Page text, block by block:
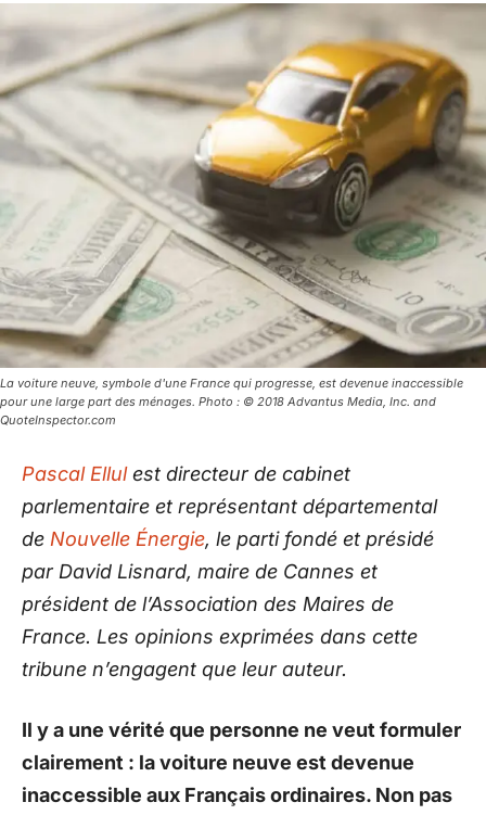
La voiture neuve, symbole d'une France qui progresse, est devenue inaccessible
pour une large part des ménages. Photo : © 2018 Advantus Media, Inc. and
QuoteInspector.com
Pascal Ellulest directeur de cabinet
parlementaire et représentant départemental
de Nouvelle Énergie, le parti fondé et présidé
par David Lisnard, maire de Cannes et
président de l’Association des Maires de
France. Les opinions exprimées dans cette
tribune n’engagent que leur auteur.
Il y a une vérité que personne ne veut formuler
clairement : la voiture neuve est devenue
inaccessible aux Français ordinaires. Non pas